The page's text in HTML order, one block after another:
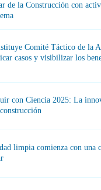
de la Construcción con
Comité Táctico de la
casos y visibilizar los
con Ciencia 2025: La
limpia comienza con una